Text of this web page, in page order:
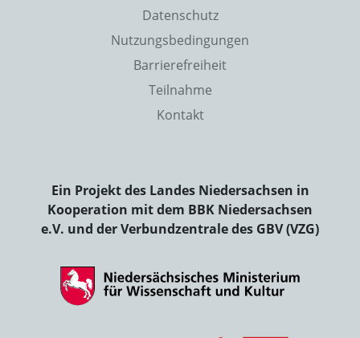
Datenschutz
Nutzungsbedingungen
Barrierefreiheit
Teilnahme
Kontakt
Ein Projekt des Landes Niedersachsen in
Kooperation mit dem BBK Niedersachsen
e.V. und der Verbundzentrale des GBV (VZG)